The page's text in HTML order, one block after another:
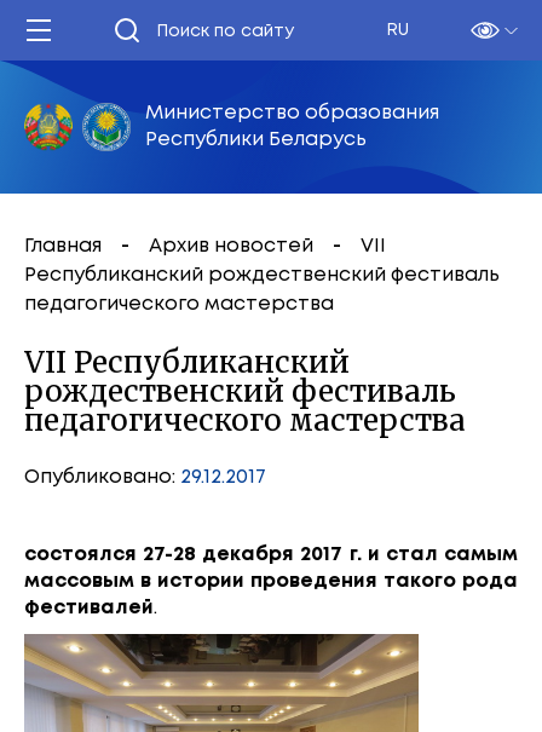
RU
Министерство образования
Республики Беларусь
Главная Архив новостей
VII
Республиканский рождественский фестиваль
педагогического мастерства
VII Республиканский
рождественский фестиваль
педагогического мастерства
Опубликовано: 29.12.2017
состоялся 27-28 декабря 2017 г. и стал самым
массовым в истории проведения такого рода
фестивалей.